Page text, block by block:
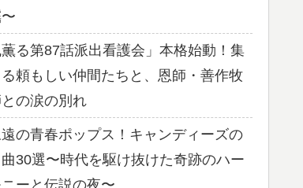
薫る第87話派出看護会」本格始動！集
る頼もしい仲間たちと、恩師・善作牧
の涙の別れ
の青春ポップス！キャンディーズの
30選〜時代を駆け抜けた奇跡のハー
ーと伝説の夜〜